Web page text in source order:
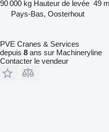
90 000 kg Hauteur de levée 49 m
Pays-Bas, Oosterhout
PVE Cranes & Services
depuis 8 ans sur Machineryline
Contacter le vendeur